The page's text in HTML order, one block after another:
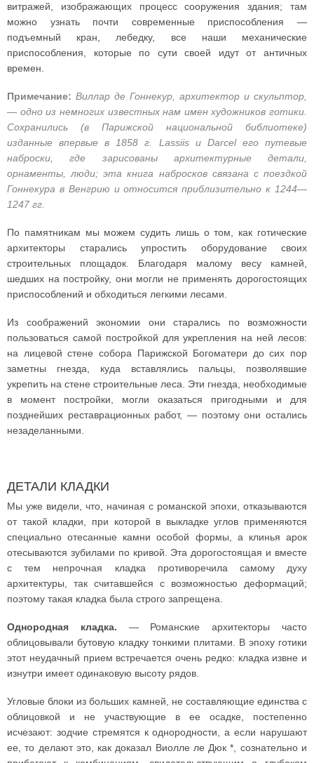
витражей, изображающих процесс сооружения здания; там
можно узнать почти современные приспособления —
подъемный кран, лебедку, все наши механические
приспособления, которые по сути своей идут от античных
времен.
Примечание: Виллар де Гоннекур, архитектор и скульптор,
— одно из немногих известных нам имен художников готики.
Сохранились (в Парижской национальной библиотеке)
изданные впервые в 1858 г. Lassiis и Darcel его путевые
наброски, где зарисованы архитектурные детали,
орнаменты, люди; эта книга набросков связана с поездкой
Гоннекура в Венгрию и относится приблизительно к 1244—
1247 гг.
По памятникам мы можем судить лишь о том, как готические
архитекторы старались упростить оборудование своих
строительных площадок. Благодаря малому весу камней,
шедших на постройку, они могли не применять дорогостоящих
приспособлений и обходиться легкими лесами.
Из соображений экономии они старались по возможности
пользоваться самой постройкой для укрепления на ней лесов:
на лицевой стене собора Парижской Богоматери до сих пор
заметны гнезда, куда вставлялись пальцы, позволявшие
укрепить на стене строительные леса. Эти гнезда, необходимые
в момент постройки, могли оказаться пригодными и для
позднейших реставрационных работ, — поэтому они остались
незаделанными.
ДЕТАЛИ КЛАДКИ
Мы уже видели, что, начиная с романской эпохи, отказываются
от такой кладки, при которой в выкладке углов применяются
специально отесанные камни особой формы, а клинья арок
отесываются зубилами по кривой. Эта дорогостоящая и вместе
с тем непрочная кладка противоречила самому духу
архитектуры, так считавшейся с возможностью деформаций;
поэтому такая кладка была строго запрещена.
Однородная кладка. — Романские архитекторы часто
облицовывали бутовую кладку тонкими плитами. В эпоху готики
этот неудачный прием встречается очень редко: кладка извне и
изнутри имеет одинаковую высоту рядов.
Угловые блоки из больших камней, не составляющие единства с
облицовкой и не участвующие в ее осадке, постепенно
исчезают: зодчие стремятся к однородности, а если нарушают
ее, то делают это, как доказал Виолле ле Дюк *, сознательно и